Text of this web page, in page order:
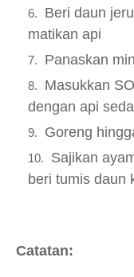
Beri daun
matikan api
Panaskan
Masukkan
dengan api
Goreng
Sajikan
beri tumis daun
Catatan: